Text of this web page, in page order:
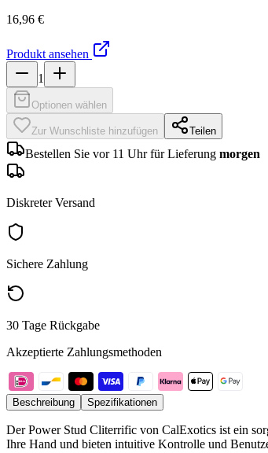
16,96 €
Produkt ansehen
1
Optionen wählen
Zur Wunschliste hinzufügen Teilen
Bestellen Sie vor 11 Uhr für Lieferung morgen
Diskreter Versand
Sichere Zahlung
30 Tage Rückgabe
Akzeptierte Zahlungsmethoden
Beschreibung Spezifikationen
Der Power Stud Cliterrific von CalExotics ist ein
Ihre Hand und bieten intuitive Kontrolle und